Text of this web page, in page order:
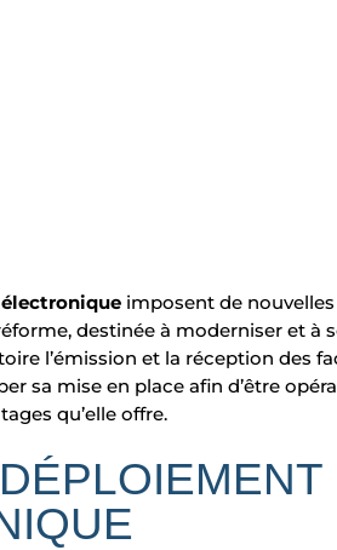
imposent de
destinée à moderniser et à
l’émission et la réception des
sa mise en place afin d’être
qu’elle offre.